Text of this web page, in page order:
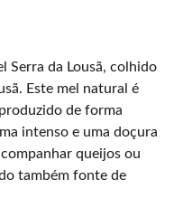
Serra da Lousã, colhido
Este mel natural é
de forma
intenso e uma doçura
queijos ou
também fonte de